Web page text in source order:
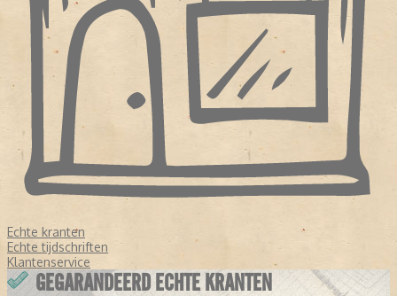
Echte kranten
Echte tijdschriften
Klantenservice
GEGARANDEERD ECHTE KRANTEN